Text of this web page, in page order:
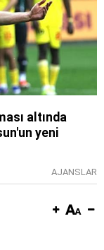
altında
yeni
AJANSLAR